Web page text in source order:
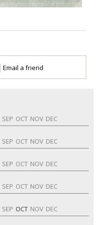
Email a friend
SEP OCT NOV DEC
SEP OCT NOV DEC
SEP OCT NOV DEC
SEP OCT NOV DEC
SEP OCT NOV DEC